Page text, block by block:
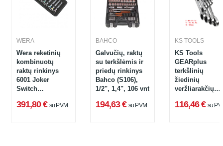
WERA
Wera reketinių
kombinuotų
raktų rinkinys
6001 Joker
Switch
vnt
391,80 € su PVM
BAHCO
Galvučių, raktų
su terkšlėmis ir
priedų rinkinys
Bahco (S106),
1/2", 1,4", 106 vnt
194,63 € su PVM
KS TOOLS
KS Tools
GEARplus
terkšlinių
žiedinių
veržliarakčių
(503.4250)
116,46 € su